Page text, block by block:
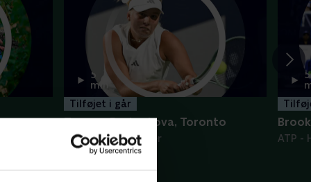
5
min
Tilføjet i går
Tauson-Bartunkova, Toronto
WTA - Højdepunkter
5
ATP -